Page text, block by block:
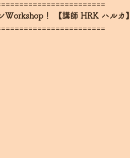
！ 【講師 HRK ハルカ】